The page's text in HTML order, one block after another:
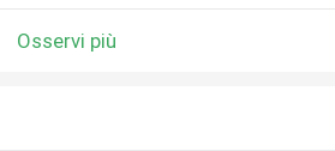
Osservi più